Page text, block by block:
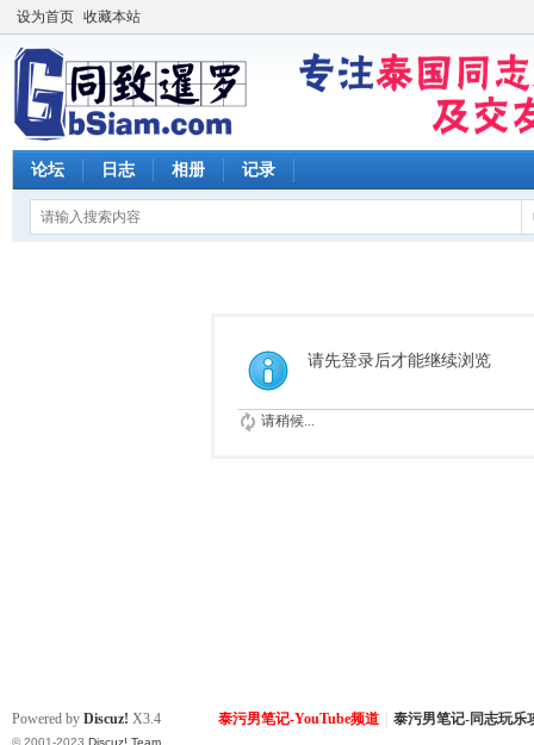
设为首页 收藏本站
论坛 日志 相册 记录
请先登录后才能继续浏览
请稍候...
泰污男笔记-YouTube频道 泰污男笔记-同志玩乐
Powered by Discuz! X3.4
© 2001-2023 Discuz! Team.